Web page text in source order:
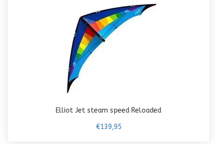
Elliot Jet steam speed Reloaded
€139,95